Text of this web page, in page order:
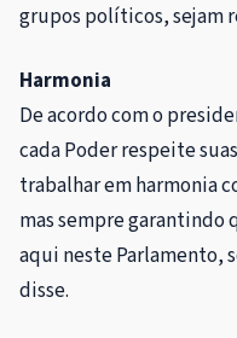
grupos políticos, sejam
Harmonia
De acordo com o
cada Poder respeite
trabalhar em harmonia
mas sempre garantindo
aqui neste Parlamento,
disse.